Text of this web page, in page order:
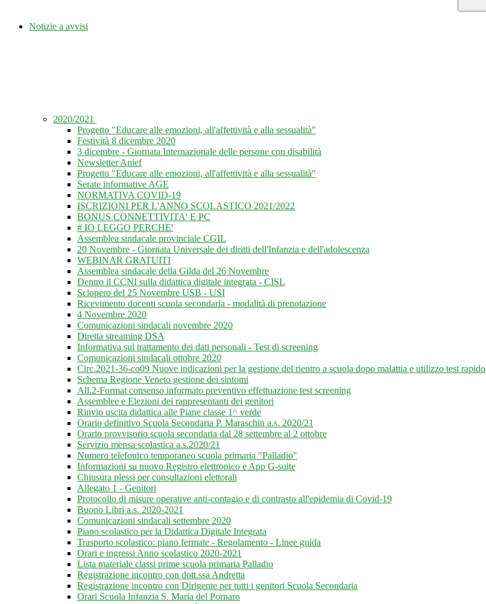
Notizie a avvisi
2020/2021
Progetto "Educare alle emozioni, all'affettività e alla sessualità"
Festività 8 dicembre 2020
3 dicembre - Giornata Internazionale delle persone con disabilità
Newsletter Anief
Progetto "Educare alle emozioni, all'affettività e alla sessualità"
Serate informative AGE
NORMATIVA COVID-19
ISCRIZIONI PER L'ANNO SCOLASTICO 2021/2022
BONUS CONNETTIVITA' E PC
# IO LEGGO PERCHE'
Assemblea sindacale provinciale CGIL
20 Novembre - Giornata Universale dei diritti dell'Infanzia e dell'adolescenza
WEBINAR GRATUITI
Assemblea sindacale della Gilda del 26 Novembre
Dentro il CCNI sulla didattica digitale integrata - CISL
Sciopero del 25 Novembre USB - USI
Ricevimento docenti scuola secondaria - modalità di prenotazione
4 Novembre 2020
Comunicazioni sindacali novembre 2020
Diretta streaming DSA
Informativa sul trattamento dei dati personali - Test di screening
Comunicazioni sindacali ottobre 2020
Circ.2021-36-co09 Nuove indicazioni per la gestione del rientro a scuola dopo malattia e utilizzo test rapido
Schema Regione Veneto gestione dei sintomi
All.2-Format consenso informato preventivo effettuazione test screening
Assemblee e Elezioni dei rappresentanti dei genitori
Rinvio uscita didattica alle Piane classe 1^ verde
Orario definitivo Scuola Secondaria P. Maraschin a.s. 2020/21
Orario provvisorio scuola secondaria dal 28 settembre al 2 ottobre
Servizio mensa scolastica a.s.2020/21
Numero telefonico temporaneo scuola primaria "Palladio"
Informazioni su nuovo Registro elettronico e App G-suite
Chiusura plessi per consultazioni elettorali
Allegato 1 - Genitori
Protocollo di misure operative anti-contagio e di contrasto all'epidemia di Covid-19
Buono Libri a.s. 2020-2021
Comunicazioni sindacali settembre 2020
Piano scolastico per la Didattica Digitale Integrata
Trasporto scolastico: piano fermate - Regolamento - Linee guida
Orari e ingressi Anno scolastico 2020-2021
Lista materiale classi prime scuola primaria Palladio
Registrazione incontro con dott.ssa Andretta
Registrazione incontro con Dirigente per tutti i genitori Scuola Secondaria
Orari Scuola Infanzia S. Maria del Pornaro